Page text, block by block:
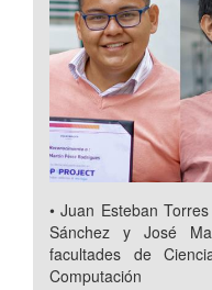
• Juan Esteban
Sánchez y José
facultades de
Computación